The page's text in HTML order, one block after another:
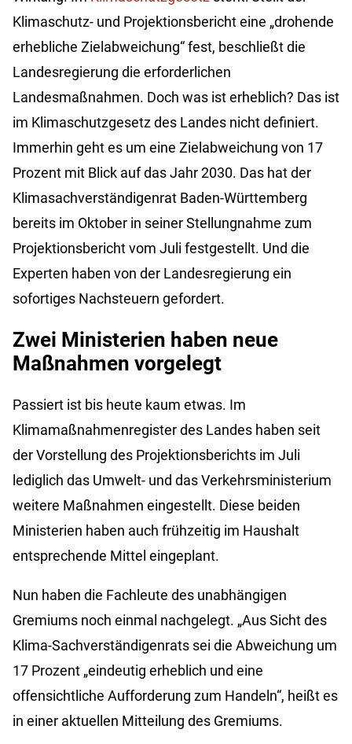
Klimaschutz- und Projektionsbericht eine „drohende
erhebliche Zielabweichung“ fest, beschließt die
Landesregierung die erforderlichen
Landesmaßnahmen. Doch was ist erheblich? Das ist
im Klimaschutzgesetz des Landes nicht definiert.
Immerhin geht es um eine Zielabweichung von 17
Prozent mit Blick auf das Jahr 2030. Das hat der
Klimasachverständigenrat Baden-Württemberg
bereits im Oktober in seiner Stellungnahme zum
Projektionsbericht vom Juli festgestellt. Und die
Experten haben von der Landesregierung ein
sofortiges Nachsteuern gefordert.
Zwei Ministerien haben neue
Maßnahmen vorgelegt
Passiert ist bis heute kaum etwas. Im
Klimamaßnahmenregister des Landes haben seit
der Vorstellung des Projektionsberichts im Juli
lediglich das Umwelt- und das Verkehrsministerium
weitere Maßnahmen eingestellt. Diese beiden
Ministerien haben auch frühzeitig im Haushalt
entsprechende Mittel eingeplant.
Nun haben die Fachleute des unabhängigen
Gremiums noch einmal nachgelegt. „Aus Sicht des
Klima-Sachverständigenrats sei die Abweichung um
17 Prozent „eindeutig erheblich und eine
offensichtliche Aufforderung zum Handeln“, heißt es
in einer aktuellen Mitteilung des Gremiums.